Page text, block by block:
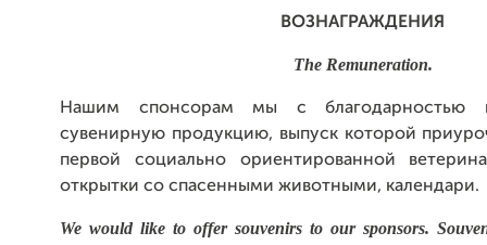
ВОЗНАГРАЖДЕНИЯ
The Remuneration.
Нашим спонсорам мы с благодарностью
сувенирную продукцию, выпуск которой
первой социально ориентированной
открытки со спасенными животными, календари.
We would like to offer souvenirs to our sponsors.